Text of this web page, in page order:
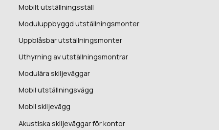
Mobilt utställningsställ
Moduluppbyggd utställningsmonter
Uppblåsbar utställningsmonter
Uthyrning av utställningsmontrar
Modulära skiljeväggar
Mobil utställningsvägg
Mobil skiljevägg
Akustiska skiljeväggar för kontor